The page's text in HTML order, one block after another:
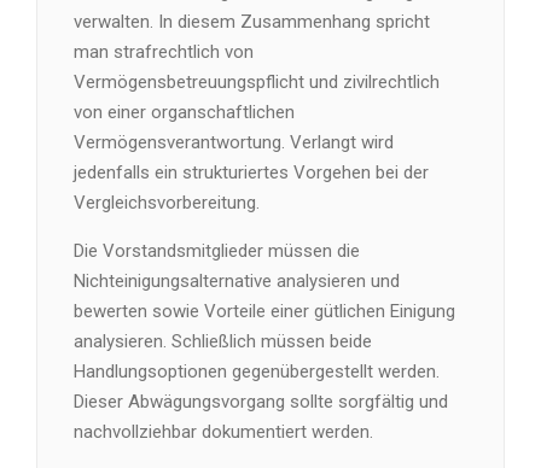
verwalten. In diesem Zusammenhang spricht
man strafrechtlich von
Vermögensbetreuungspflicht und zivilrechtlich
von einer organschaftlichen
Vermögensverantwortung. Verlangt wird
jedenfalls ein strukturiertes Vorgehen bei der
Vergleichsvorbereitung.
Die Vorstandsmitglieder müssen die
Nichteinigungsalternative analysieren und
bewerten sowie Vorteile einer gütlichen Einigung
analysieren. Schließlich müssen beide
Handlungsoptionen gegenübergestellt werden.
Dieser Abwägungsvorgang sollte sorgfältig und
nachvollziehbar dokumentiert werden.